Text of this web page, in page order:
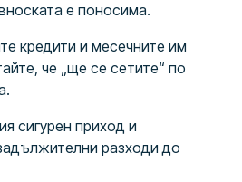
е поносима.
кредити и месечните им
че „ще се сетите“ по
сигурен приход и
разходи до